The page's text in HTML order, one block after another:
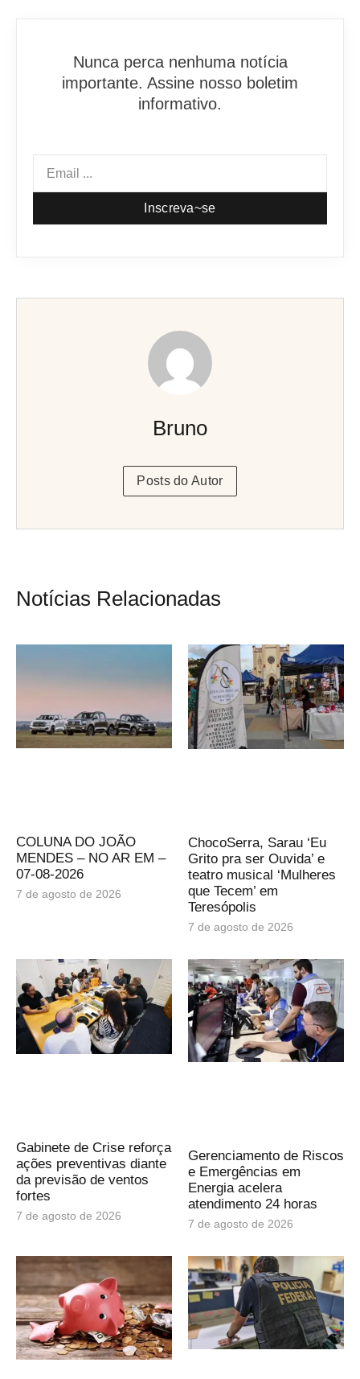
Nunca perca nenhuma notícia
importante. Assine nosso boletim
informativo.
Inscreva~se
Bruno
Posts do Autor
Notícias Relacionadas
COLUNA DO JOÃO
MENDES – NO AR EM –
07-08-2026
7 de agosto de 2026
ChocoSerra, Sarau ‘Eu
Grito pra ser Ouvida’ e
teatro musical ‘Mulheres
que Tecem’ em
Teresópolis
7 de agosto de 2026
Gabinete de Crise reforça
ações preventivas diante
da previsão de ventos
fortes
7 de agosto de 2026
Gerenciamento de Riscos
e Emergências em
Energia acelera
atendimento 24 horas
7 de agosto de 2026